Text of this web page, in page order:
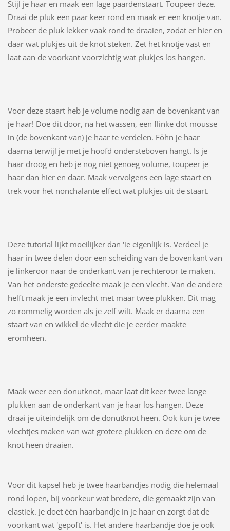
Stijl je haar en maak een lage paardenstaart. Toupeer deze.
Draai de pluk een paar keer rond en maak er een knotje van.
Probeer de pluk lekker vaak rond te draaien, zodat er hier en
daar wat plukjes uit de knot steken. Zet het knotje vast en
laat aan de voorkant voorzichtig wat plukjes los hangen.
Voor deze staart heb je volume nodig aan de bovenkant van
je haar! Doe dit door, na het wassen, een flinke dot mousse
in (de bovenkant van) je haar te verdelen. Föhn je haar
daarna terwijl je met je hoofd ondersteboven hangt. Is je
haar droog en heb je nog niet genoeg volume, toupeer je
haar dan hier en daar. Maak vervolgens een lage staart en
trek voor het nonchalante effect wat plukjes uit de staart.
Deze tutorial lijkt moeilijker dan 'ie eigenlijk is. Verdeel je
haar in twee delen door een scheiding van de bovenkant van
je linkeroor naar de onderkant van je rechteroor te maken.
Van het onderste gedeelte maak je een vlecht. Van de andere
helft maak je een invlecht met maar twee plukken. Dit mag
zo rommelig worden als je zelf wilt. Maak er daarna een
staart van en wikkel de vlecht die je eerder maakte
eromheen.
Maak weer een donutknot, maar laat dit keer twee lange
plukken aan de onderkant van je haar los hangen. Deze
draai je uiteindelijk om de donutknot heen. Ook kun je twee
vlechtjes maken van wat grotere plukken en deze om de
knot heen draaien.
Voor dit kapsel heb je twee haarbandjes nodig die helemaal
rond lopen, bij voorkeur wat bredere, die gemaakt zijn van
elastiek. Je doet één haarbandje in je haar en zorgt dat de
voorkant wat 'gepoft' is. Het andere haarbandje doe je ook